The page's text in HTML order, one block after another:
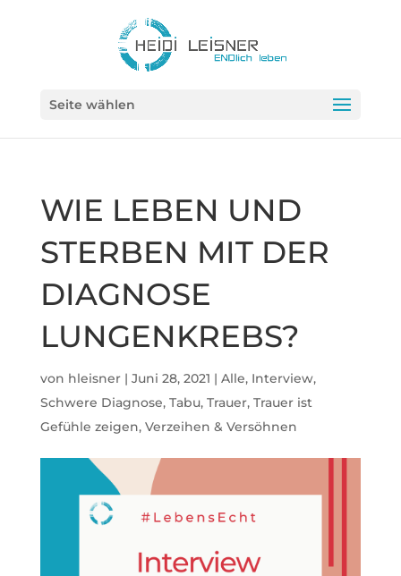
Seite wählen
WIE LEBEN UND
STERBEN MIT DER
DIAGNOSE
LUNGENKREBS?
von hleisner| Juni 28, 2021 | Alle, Interview,
Schwere Diagnose, Tabu, Trauer, Trauer ist
Gefühle zeigen, Verzeihen & Versöhnen